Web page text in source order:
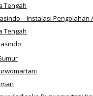
– Instalasi Pengolahan
Tengah